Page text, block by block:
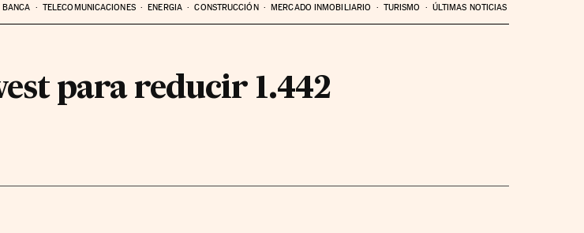
BANCA TELECOMUNICACIONES ENERGIA CONSTRUCCIÓN MERCADO INMOBILIARIO TURISMO ÚLTIMAS NOTICIAS
para reducir 1.442